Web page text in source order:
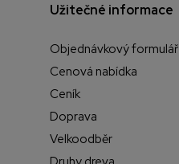
Užitečné informace
Objednávkový formulář
Cenová nabídka
Ceník
Doprava
Velkoodběr